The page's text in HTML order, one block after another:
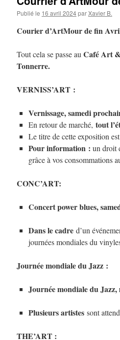
Publié le 16 avril 2024parXavier B.
Courier d’ArtMour de fin
Tout cela se passe au Café Art
Tonnerre.
VERNISS’ART :
Vernissage, samedi
En retour de marché, tout
Le titre de cette exposition est
Pour information : un droit
grâce à vos consommations
CONC’ART:
Concert power blues,
Dans le cadre d’un
journées mondiales du
Journée mondiale du Jazz :
Journée mondiale du Jazz,
Plusieurs artistes sont
THE’ART :